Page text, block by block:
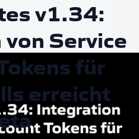
v1.34:
Service
für
erreicht